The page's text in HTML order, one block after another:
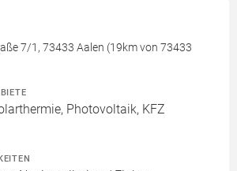
7/1, 73433 Aalen (19km von 73433
Photovoltaik, KFZ